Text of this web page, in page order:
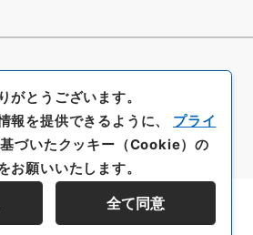
群階層を表示する
がとうございます。
報を提供できるように、 プライ
づいたクッキー（Cookie）の
お願いいたします。
全て同意